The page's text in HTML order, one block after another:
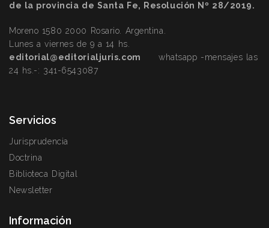
de la provincia de Santa Fe, Resolución Nº 28/2019.
Moreno 1580 2000 Rosario. Argentina.
Lunes a viernes de 9 a 14 hs.
editorial@editorialjuris.com
whatsapp -mensajes las
24 hs.-: 341-6543087
Servicios
Jurisprudencia
Doctrina
Biblioteca Digital
Newsletter
Información